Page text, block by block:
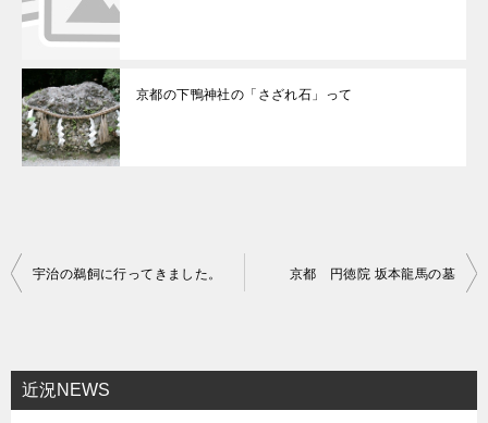
京都の下鴨神社の「さざれ石」って
投
ビ
ゲ
宇治の鵜飼に行ってきました。 京都 円徳院 坂本龍馬の墓
近況NEWS